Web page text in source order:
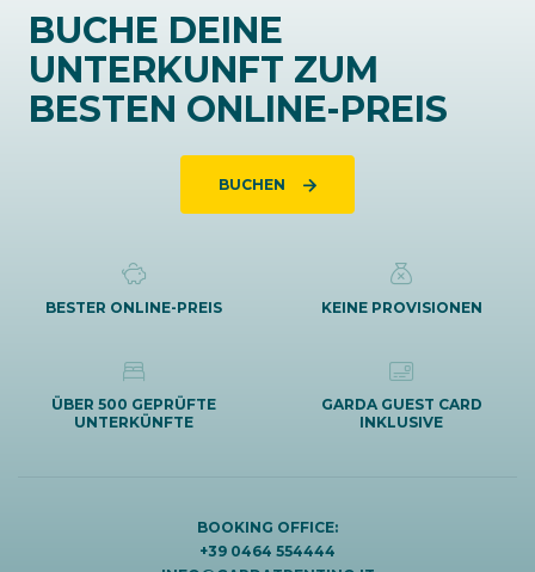
BUCHE DEINE
UNTERKUNFT ZUM
BESTEN ONLINE-PREIS
BUCHEN
BESTER ONLINE-PREIS KEINE PROVISIONEN
ÜBER 500 GEPRÜFTE
UNTERKÜNFTE
GARDA GUEST CARD
INKLUSIVE
BOOKING OFFICE:
+39 0464 554444